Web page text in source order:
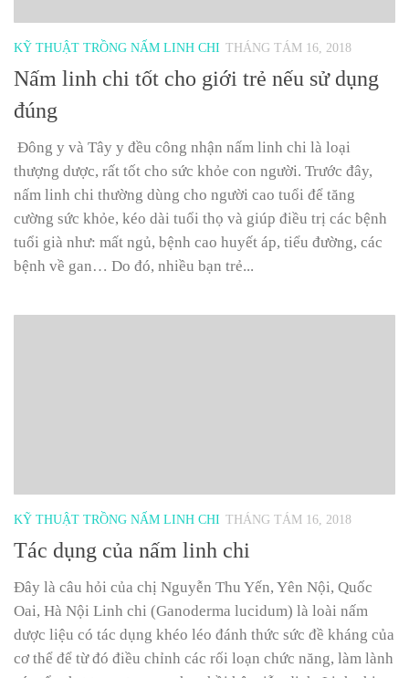
KỸ THUẬT TRỒNG NẤM LINH CHI THÁNG TÁM 16, 2018
Nấm linh chi tốt cho giới trẻ nếu sử dụng
đúng
Đông y và Tây y đều công nhận nấm linh chi là loại
thượng dược, rất tốt cho sức khỏe con người. Trước đây,
nấm linh chi thường dùng cho người cao tuổi để tăng
cường sức khỏe, kéo dài tuổi thọ và giúp điều trị các bệnh
tuổi già như: mất ngủ, bệnh cao huyết áp, tiểu đường, các
bệnh về gan… Do đó, nhiều bạn trẻ...
KỸ THUẬT TRỒNG NẤM LINH CHI THÁNG TÁM 16, 2018
Tác dụng của nấm linh chi
Đây là câu hỏi của chị Nguyễn Thu Yến, Yên Nội, Quốc
Oai, Hà Nội Linh chi (Ganoderma lucidum) là loài nấm
dược liệu có tác dụng khéo léo đánh thức sức đề kháng của
cơ thể để từ đó điều chỉnh các rối loạn chức năng, làm lành